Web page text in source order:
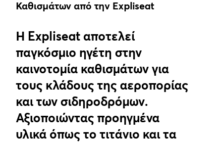
Καθισμάτων από την Expliseat
Η Expliseat αποτελεί
παγκόσμιο ηγέτη στην
καινοτομία καθισμάτων για
τους κλάδους της αεροπορίας
και των σιδηροδρόμων.
Αξιοποιώντας προηγμένα
υλικά όπως το τιτάνιο και τα